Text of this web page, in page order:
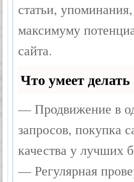
статьи,
максимуму
сайта.
Что умеет
— Продвижение в
запросов, покупка
качества у лучших
— Регулярная